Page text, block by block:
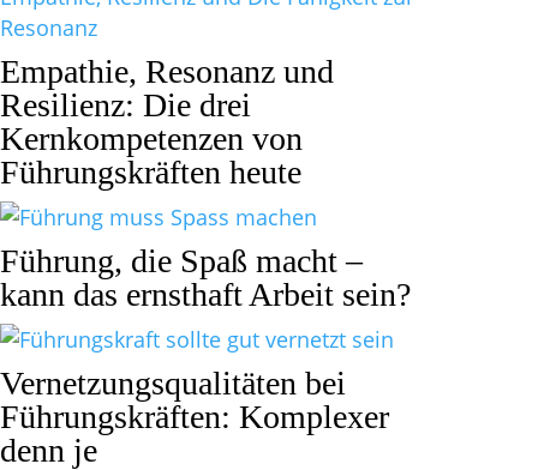
Empathie, Resonanz und
Resilienz: Die drei
Kernkompetenzen von
Führungskräften heute
Führung, die Spaß macht –
kann das ernsthaft Arbeit sein?
Vernetzungsqualitäten bei
Führungskräften: Komplexer
denn je